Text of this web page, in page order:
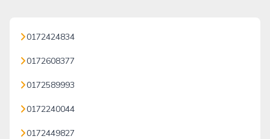
0172424834
0172608377
0172589993
0172240044
0172449827